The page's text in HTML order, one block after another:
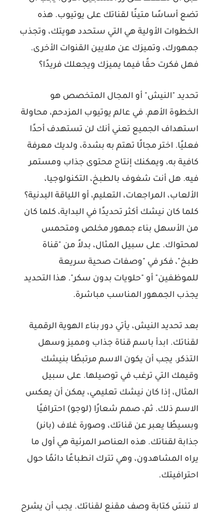
تضع أساسًا متينًا لقناتك على يوتيوب. هذه
الخطوات الأولية هي التي ستحدد هويتك، وتجذب
جمهورك، وتميزك عن ملايين القنوات الأخرى.
فهل فكرت حقًا فيما يميزك ويجعلك فريدًا؟
تحديد "النيش" أو المجال المتخصص هو
الخطوة الأهم. في عالم يوتيوب المزدحم، محاولة
استهداف الجميع تعني أنك لن تستهدف أحدًا
فعليًا. اختر مجالًا تهتم به بشدة، ولديك معرفة
كافية به، ويمكنك إنتاج محتوى جذاب ومستمر
فيه. هل أنت شغوف بالطبخ، التكنولوجيا،
الألعاب، المراجعات، التعليم، أو اللياقة البدنية؟
كلما كان نيشك أكثر تحديدًا في البداية، كلما كان
من الأسهل بناء جمهور مخلص ومتحمس
لمحتواك. على سبيل المثال، بدلاً من "قناة
طبخ"، فكر في "وصفات صحية سريعة
للموظفين" أو "حلويات بدون سكر". هذا التحديد
يجذب الجمهور المناسب مباشرة.
بعد تحديد النيش، يأتي دور بناء الهوية الرقمية
لقناتك. ابدأ باسم قناة جذاب ومميز وسهل
التذكر. يجب أن يكون الاسم مرتبطًا بنيشك
وقيمك التي ترغب في توصيلها. على سبيل
المثال، إذا كان نيشك تعليمي، يمكن أن يعكس
الاسم ذلك. ثم، صمم شعارًا (لوجو) احترافيًا
وبسيطًا يعبر عن قناتك، وصورة غلاف (بانر)
جذابة لقناتك. هذه العناصر المرئية هي أول ما
يراه المشاهدون، وهي تترك انطباعًا دائمًا حول
احترافيتك.
لا تنسَ كتابة وصف مقنع لقناتك. يجب أن يشرح